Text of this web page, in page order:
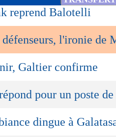
reprend Balotelli
défenseurs, l'ironie de
Galtier confirme
pour un poste
dingue à